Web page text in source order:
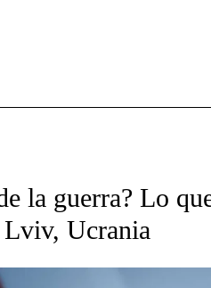
RECEIVE NOTIFICATIONS ABOUT NEW
la guerra? Lo
Lviv, Ucrania